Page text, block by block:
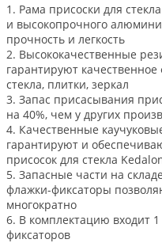
1. Рама присоски для
и высокопрочного
прочность и легкость
2. Высококачественные
гарантируют
стекла, плитки, зеркал
3. Запас присасывания
на 40%, чем у других
4. Качественные
гарантируют и
присосок для стекла
5. Запасные части на
флажки-фиксаторы
многократно
6. В комплектацию входит
фиксаторов